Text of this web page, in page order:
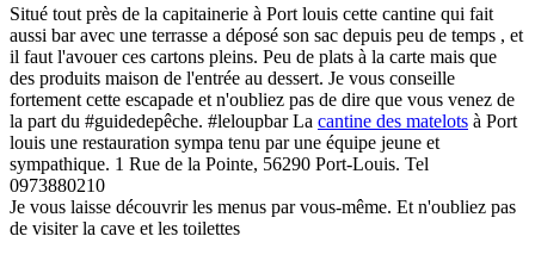
Situé tout près de la capitainerie à Port louis cette cantine qui fait
aussi bar avec une terrasse a déposé son sac depuis peu de temps , et
il faut l'avouer ces cartons pleins. Peu de plats à la carte mais que
des produits maison de l'entrée au dessert. Je vous conseille
fortement cette escapade et n'oubliez pas de dire que vous venez de
la part du #guidedepêche. #leloupbar La cantine des matelots à Port
louis une restauration sympa tenu par une équipe jeune et
sympathique. 1 Rue de la Pointe, 56290 Port-Louis. Tel
0973880210
Je vous laisse découvrir les menus par vous-même. Et n'oubliez pas
de visiter la cave et les toilettes